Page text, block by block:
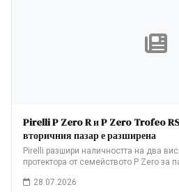
Pirelli P Zero R и P Zero Trofeo
вторичния пазар е разширена
Pirelli разшири наличността на два
протектора от семейството P Zero за
28.07.2026